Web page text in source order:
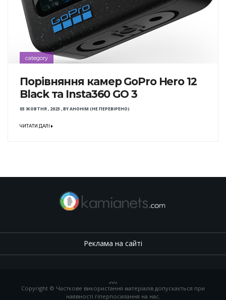
category
Порівняння камер GoPro Hero 12
Black та Insta360 GO 3
03 ЖОВТНЯ , 2023 ,BYАНОНІМ (НЕ ПЕРЕВІРЕНО)
ЧИТАТИ ДАЛІ
Реклама на сайті
.,.,.
Copyright © Часткове використання матеріалів допускається при
наявності гіперпосилання на нас.